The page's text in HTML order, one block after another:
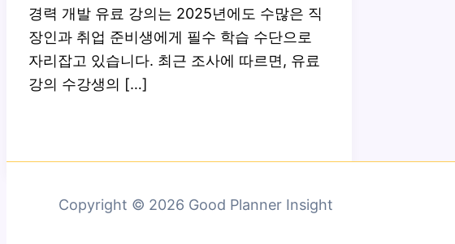
경력 개발 유료 강의는 2025년에도 수많은 직
장인과 취업 준비생에게 필수 학습 수단으로
자리잡고 있습니다. 최근 조사에 따르면, 유료
강의 수강생의 […]
Copyright © 2026 Good Planner Insight